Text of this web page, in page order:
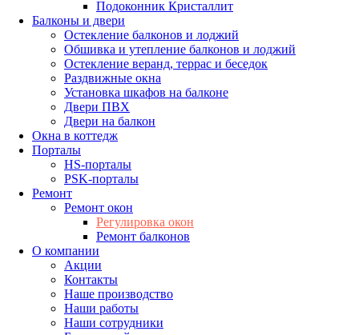
Подоконник Кристаллит
Балконы и двери
Остекление балконов и лоджий
Обшивка и утепление балконов и лоджий
Остекление веранд, террас и беседок
Раздвижные окна
Установка шкафов на балконе
Двери ПВХ
Двери на балкон
Окна в коттедж
Порталы
HS-порталы
PSK-порталы
Ремонт
Ремонт окон
Регулировка окон
Ремонт балконов
О компании
Акции
Контакты
Наше производство
Наши работы
Наши сотрудники